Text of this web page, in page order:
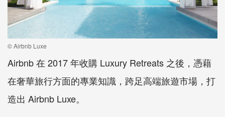
© Airbnb Luxe
Airbnb在 2017年收購 Luxury Retreats 之後，憑藉
在奢華旅行方面的專業知識，跨足高端旅遊市場，打
造出 Airbnb Luxe。